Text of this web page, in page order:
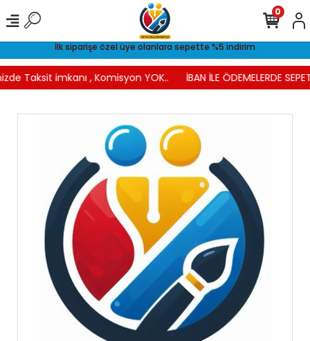
İlk siparişe özel üye olanlara sepette %5 indirim
Taksit imkanı , Komisyon YOK.. İBAN İLE ÖDEMELERDE
0